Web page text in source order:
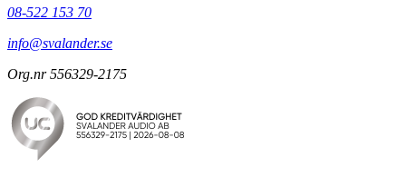
08-522 153 70
info@svalander.se
Org.nr 556329-2175